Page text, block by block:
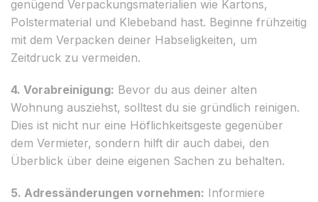
genügend Verpackungsmaterialien wie Kartons,
Polstermaterial und Klebeband hast. Beginne frühzeitig
mit dem Verpacken deiner Habseligkeiten, um
Zeitdruck zu vermeiden.
4. Vorabreinigung: Bevor du aus deiner alten
Wohnung ausziehst, solltest du sie gründlich reinigen.
Dies ist nicht nur eine Höflichkeitsgeste gegenüber
dem Vermieter, sondern hilft dir auch dabei, den
Überblick über deine eigenen Sachen zu behalten.
5. Adressänderungen vornehmen: Informiere